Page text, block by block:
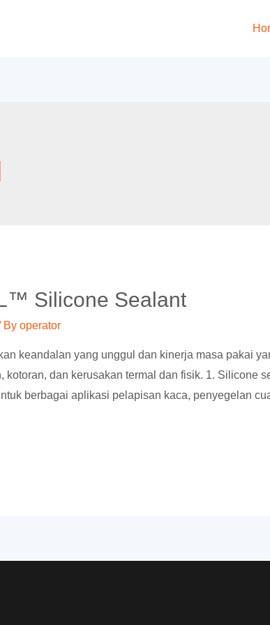
Silicone Sealant
By operator
keandalan yang unggul dan kinerja masa pakai
kotoran, dan kerusakan termal dan fisik. 1. Silicone
berbagai aplikasi pelapisan kaca, penyegelan